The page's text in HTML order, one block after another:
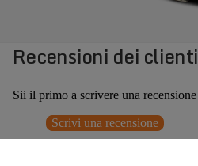
Recensioni dei clienti
Sii il primo a scrivere una recensione
Scrivi una recensione